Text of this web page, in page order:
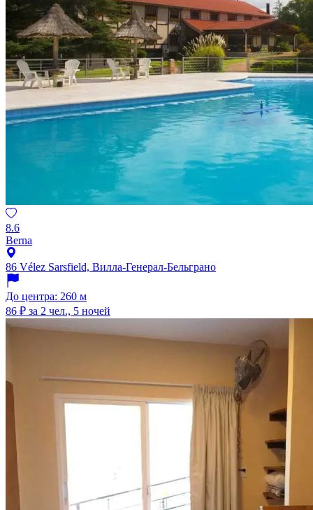
8.6
Berna
86 Vélez Sarsfield, Вилла-Генерал-Бельграно
До центра: 260 м
86 ₽ за 2 чел., 5 ночей